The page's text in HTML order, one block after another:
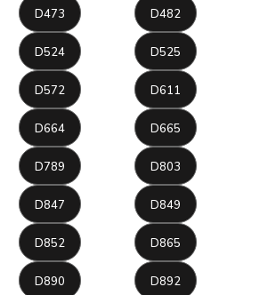
D473 D482
D524 D525
D572 D611
D664 D665
D789 D803
D847 D849
D852 D865
D890 D892